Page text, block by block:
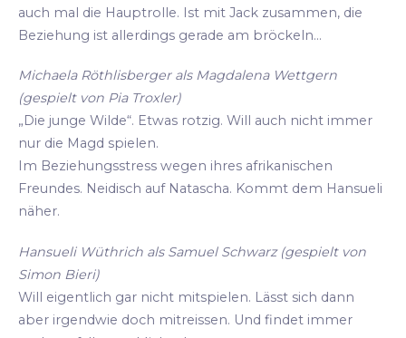
auch mal die Hauptrolle. Ist mit Jack zusammen, die
Beziehung ist allerdings gerade am bröckeln...
Michaela Röthlisberger als Magdalena Wettgern
(gespielt von Pia Troxler)
„Die junge Wilde“. Etwas rotzig. Will auch nicht immer
nur die Magd spielen.
Im Beziehungsstress wegen ihres afrikanischen
Freundes. Neidisch auf Natascha. Kommt dem Hansueli
näher.
Hansueli Wüthrich als Samuel Schwarz (gespielt von
Simon Bieri)
Will eigentlich gar nicht mitspielen. Lässt sich dann
aber irgendwie doch mitreissen. Und findet immer